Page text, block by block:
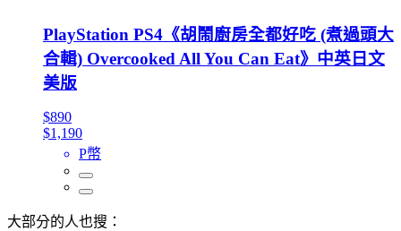
PlayStation PS4《胡鬧廚房全都好吃 (煮過頭大
合輯) Overcooked All You Can Eat》中英日文
美版
$890
$1,190
P幣
大部分的人也搜：